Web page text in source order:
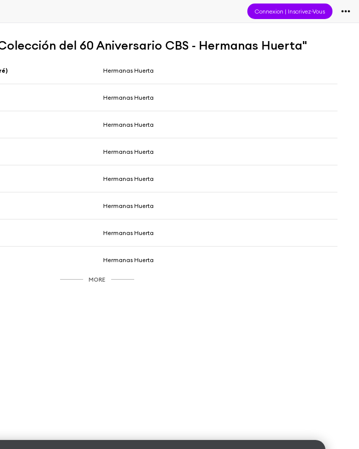
Connexion | Inscrivez-Vous
del 60 Aniversario CBS - Hermanas Huerta"
Hermanas Huerta
Hermanas Huerta
Hermanas Huerta
Hermanas Huerta
Hermanas Huerta
Hermanas Huerta
Hermanas Huerta
Hermanas Huerta
MORE